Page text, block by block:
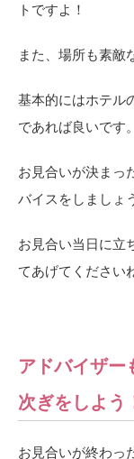
トですよ！
また、場所も素敵
基本的にはホテル
であれば良いです。
お見合いが決まっ
バイスをしましょ
お見合い当日に立
てあげてください
アドバイザー
次ぎをしよう
お見合いが終わっ